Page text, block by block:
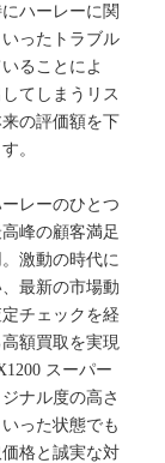
ハーレーに関
ったトラブル
ることによ
てしまうリス
の評価額を下
。
レーのひとつ
峰の顧客満足
激動の時代に
最新の市場動
チェックを経
額買取を実現
スーパー
ナル度の高さ
った状態でも
格と誠実な対